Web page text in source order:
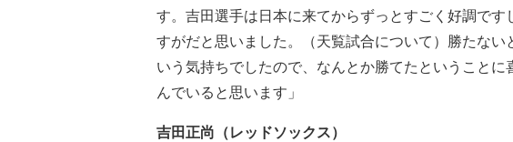
す。吉田選手は日本に来てからずっとすごく好調です
すがだと思いました。（天覧試合について）勝たない
いう気持ちでしたので、なんとか勝てたということ
んでいると思います」
吉田正尚（レッドソックス）